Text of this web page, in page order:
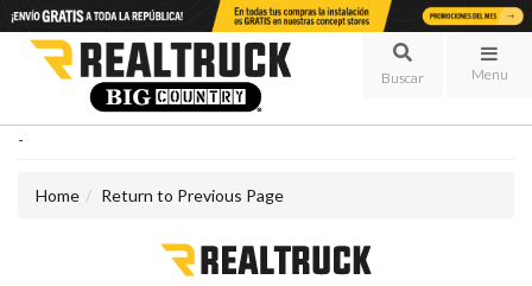
Menu
-
Home Return to Previous Page